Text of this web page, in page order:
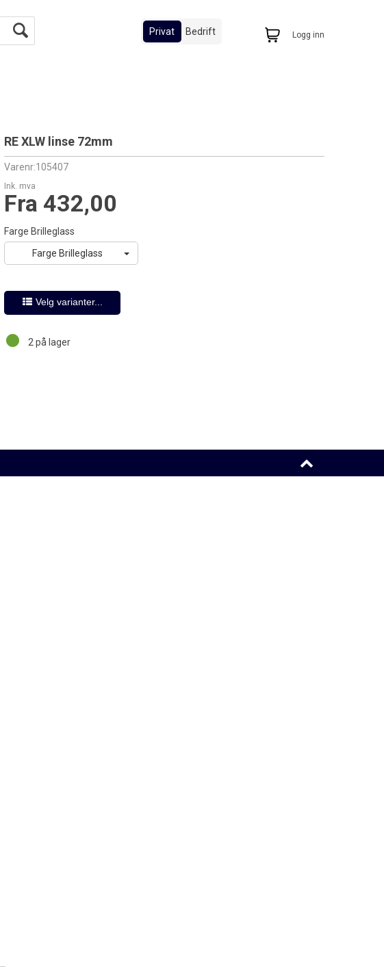
Logg inn
Privat Bedrift
RE XLW linse 72mm
Varenr:105407
Ink. mva
Fra 432,00
Farge Brilleglass
Farge Brilleglass
Velg varianter...
2 på lager